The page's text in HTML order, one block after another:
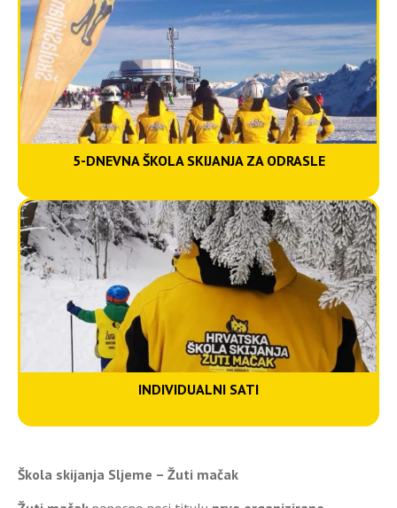
5-DNEVNA ŠKOLA SKIJANJA ZA ODRASLE
5-dnevna škola skijanja
za odrasle
INDIVIDUALNI SATI
Individualni sati
Škola skijanja Sljeme – Žuti mačak